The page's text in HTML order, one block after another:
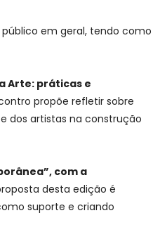
público em geral, tendo como
Arte: práticas e
propõe refletir sobre
dos artistas na construção
com a
desta edição é
suporte e criando